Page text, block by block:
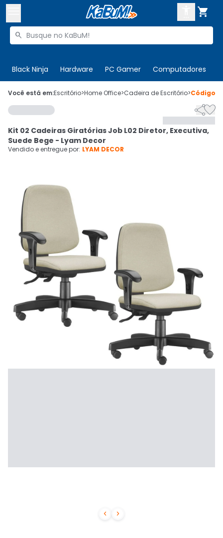

Buscar produtos

Black Ninja Hardware PC Gamer Computadores
 Olá. Acesse sua conta
 Departamentos
Cupons
CADASTRE-SE
Você está em:Escritório>Home Office>Cadeira de Escritório>Código
 

Kit 02 Cadeiras Giratórias Job L02 Diretor, Executiva,
Suede Bege - Lyam Decor
Vendido e entregue por: LYAM DECOR